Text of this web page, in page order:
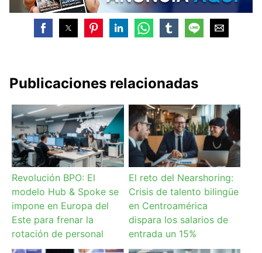
Publicaciones relacionadas
Revolución BPO: El
modelo Hub & Spoke se
impone en Europa del
Este para frenar la
rotación de personal
El reto del Nearshoring:
Crisis de talento bilingüe
en Centroamérica
dispara los salarios de
entrada un 15%